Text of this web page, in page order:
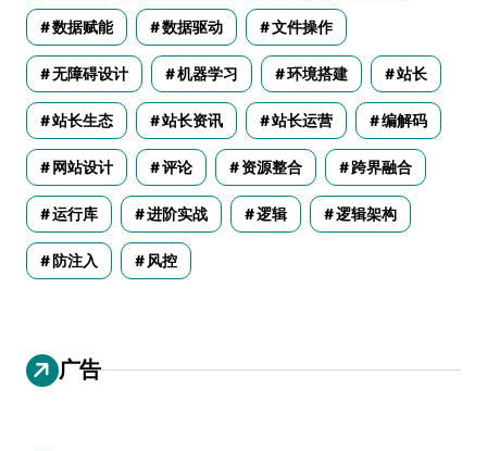
数据赋能 数据驱动 文件操作
无障碍设计 机器学习 环境搭建 站长
站长生态 站长资讯 站长运营 编解码
网站设计 评论 资源整合 跨界融合
运行库 进阶实战 逻辑 逻辑架构
防注入 风控
广告